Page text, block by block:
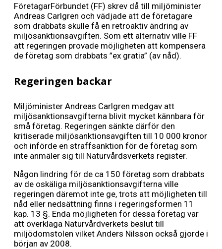
FöretagarFörbundet (FF) skrev då till miljöminister
Andreas Carlgren och vädjade att de företagare
som drabbats skulle få en retroaktiv ändring av
miljösanktionsavgiften. Som ett alternativ ville FF
att regeringen provade möjligheten att kompensera
de företag som drabbats ”ex gratia” (av nåd).
Regeringen backar
Miljöminister Andreas Carlgren medgav att
miljösanktionsavgifterna blivit mycket kännbara för
små företag. Regeringen sänkte därför den
kritiserade miljösanktionsavgiften till 10 000 kronor
och införde en straffsanktion för de företag som
inte anmäler sig till Naturvårdsverkets register.
Någon lindring för de ca 150 företag som drabbats
av de oskäliga miljösanktionsavgifterna ville
regeringen däremot inte ge, trots att möjligheten till
nåd eller nedsättning finns i regeringsformen 11
kap. 13 §. Enda möjligheten för dessa företag var
att överklaga Naturvårdverkets beslut till
miljödomstolen vilket Anders Nilsson också gjorde i
början av 2008.